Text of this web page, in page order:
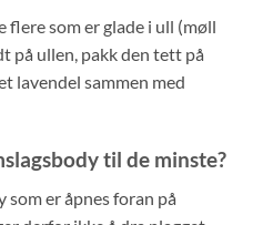
flere som er glade i ull (møll
på ullen, pakk den tett på
lavendel sammen med
til de minste?
som er åpnes foran på